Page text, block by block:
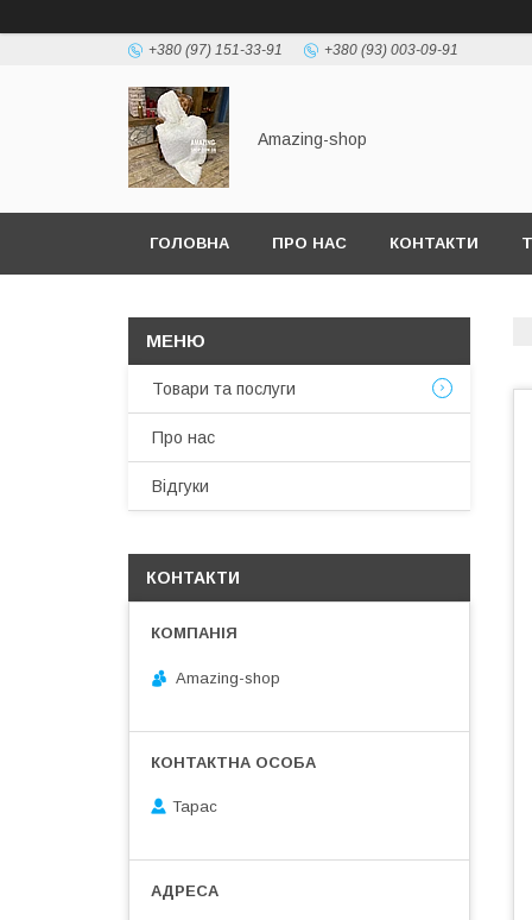
+380 (97) 151-33-91 +380 (93) 003-09-91
Amazing-shop
ГОЛОВНА ПРО НАС КОНТАКТИ
Товари та послуги
Про нас
Відгуки
КОНТАКТИ
Amazing-shop
Тарас